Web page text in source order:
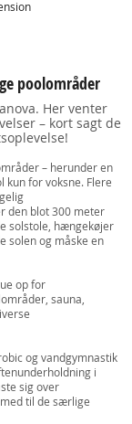
poolområder
Her venter
– kort sagt de
– herunder en
kun for voksne. Flere
den blot 300 meter
solstole, hængekøjer
solen og måske en
op for
sauna,
og vandgymnastik
i
sig over
til de særlige